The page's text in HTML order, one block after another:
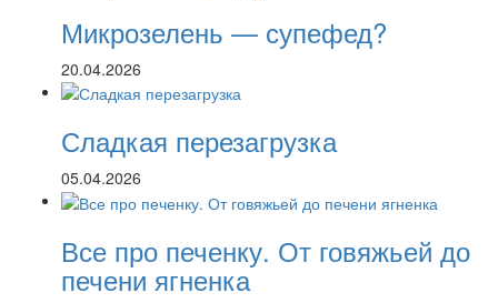
Микрозелень — супефед?
20.04.2026
Сладкая перезагрузка
05.04.2026
Все про печенку. От говяжьей до
печени ягненка